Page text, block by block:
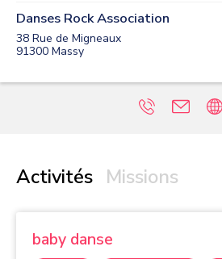
Danses Rock Association
38 Rue de Migneaux
91300 Massy
Activités Missions
baby danse